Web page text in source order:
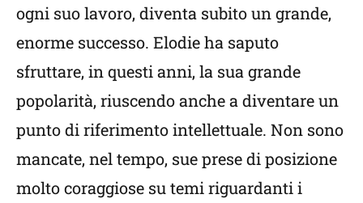
ogni suo lavoro, diventa subito un grande,
enorme successo. Elodie ha saputo
sfruttare, in questi anni, la sua grande
popolarità, riuscendo anche a diventare un
punto di riferimento intellettuale. Non sono
mancate, nel tempo, sue prese di posizione
molto coraggiose su temi riguardanti i